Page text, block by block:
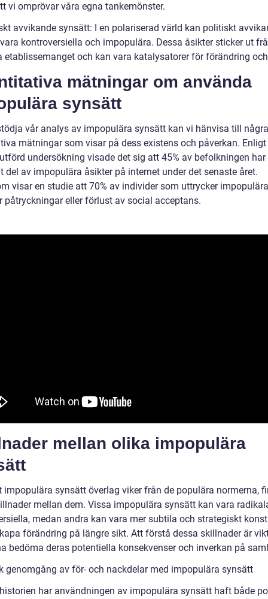
vi omprövar våra egna tankemönster.
avvikande synsätt: I en polariserad värld kan politiskt
kontroversiella och impopulära. Dessa åsikter sticker ut
etablissemanget och kan vara katalysatorer för förändring
mätningar om använda
synsätt
vår analys av impopulära synsätt kan vi hänvisa till några
mätningar som visar på dess existens och påverkan. Enligt
undersökning visade det sig att 45% av befolkningen
del av impopulära åsikter på internet under det senaste året.
visar en studie att 70% av individer som uttrycker
påtryckningar eller förlust av social acceptans.
mellan olika impopulära
impopulära synsätt överlag viker från de populära normerna,
mellan dem. Vissa impopulära synsätt kan vara
medan andra kan vara mer subtila och strategiskt
förändring på längre sikt. Att förstå dessa skillnader är
bedöma deras potentiella konsekvenser och inverkan på
genomgång av för- och nackdelar med impopulära synsätt
har användningen av impopulära synsätt haft både